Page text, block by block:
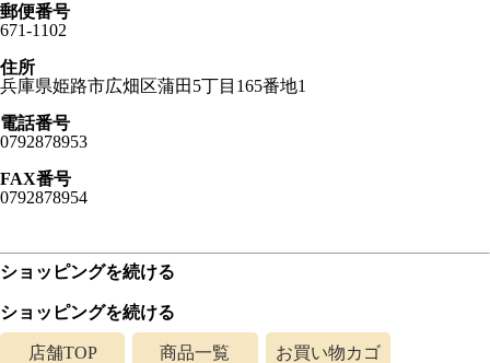
郵便番号
671-1102
住所
兵庫県姫路市広畑区蒲田5丁目165番地1
電話番号
0792878953
FAX番号
0792878954
ショッピングを続ける
ショッピングを続ける
店舗TOP 商品一覧 お買い物カゴ